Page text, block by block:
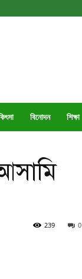
বিনোদন শিক্ষা
0
239